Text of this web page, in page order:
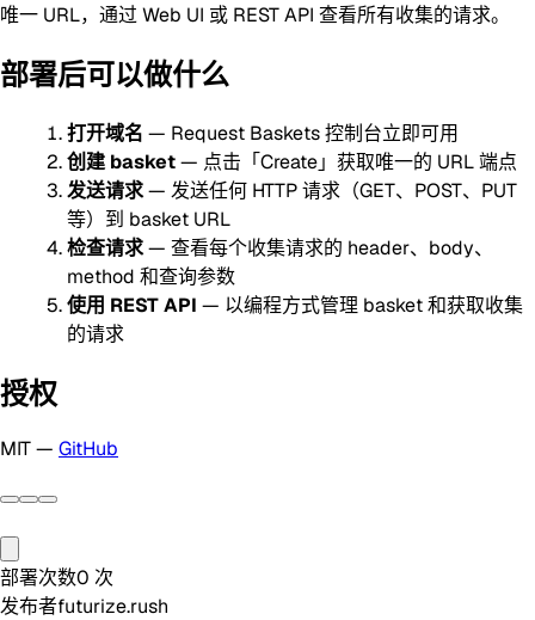
唯一 URL，通过 Web UI 或 REST API 查看所有收集的请求。
部署后可以做什么
打开域名 — Request Baskets 控制台立即可用
创建 basket— 点击「Create」获取唯一的 URL 端点
发送请求— 发送任何 HTTP 请求（GET、POST、PUT
等）到 basket URL
检查请求— 查看每个收集请求的 header、body、
method 和查询参数
使用 REST API — 以编程方式管理 basket 和获取收集
的请求
授权
MIT — GitHub
部署次数0 次
发布者futurize.rush